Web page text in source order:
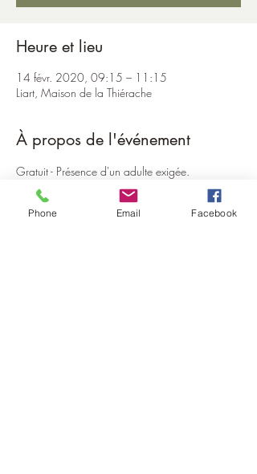
Heure et lieu
14 févr. 2020, 09:15 – 11:15
Liart, Maison de la Thiérache
À propos de l'événement
Gratuit - Présence d'un adulte exigée.
Phone Email Facebook